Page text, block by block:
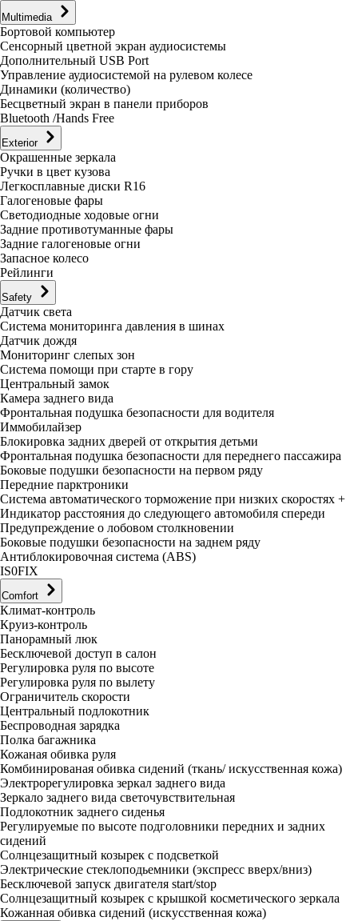
Multimedia
Бортовой компьютер
Сенсорный цветной экран аудиосистемы
Дополнительный USB Port
Управление аудиосистемой на рулевом колесе
Динамики (количество)
Бесцветный экран в панели приборов
Bluetooth /Hands Free
Exterior
Окрашенные зеркала
Ручки в цвет кузова
Легкосплавные диски R16
Галогеновые фары
Светодиодные ходовые огни
Задние противотуманные фары
Задние галогеновые огни
Запасное колесо
Рейлинги
Safety
Датчик света
Система мониторинга давления в шинах
Датчик дождя
Мониторинг слепых зон
Система помощи при старте в гору
Центральный замок
Камера заднего вида
Фронтальная подушка безопасности для водителя
Иммобилайзер
Блокировка задних дверей от открытия детьми
Фронтальная подушка безопасности для переднего пассажира
Боковые подушки безопасности на первом ряду
Передние парктроники
Система автоматического торможение при низких скоростях +
Индикатор расстояния до следующего автомобиля спереди
Предупреждение о лобовом столкновении
Боковые подушки безопасности на заднем ряду
Антиблокировочная система (ABS)
IS0FIX
Comfort
Климат-контроль
Круиз-контроль
Панорамный люк
Бесключевой доступ в салон
Регулировка руля по высоте
Регулировка руля по вылету
Ограничитель скорости
Центральный подлокотник
Беспроводная зарядка
Полка багажника
Кожаная обивка руля
Комбинированая обивка сидений (ткань/ искусственная кожа)
Электрорегулировка зеркал заднего вида
Зеркало заднего вида светочувствительная
Подлокотник заднего сиденья
Регулируемые по высоте подголовники передних и задних
сидений
Солнцезащитный козырек с подсветкой
Электрические стеклоподьемники (экспресс вверх/вниз)
Бесключевой запуск двигателя start/stop
Солнцезащитный козырек с крышкой косметического зеркала
Кожанная обивка сидений (искусственная кожа)